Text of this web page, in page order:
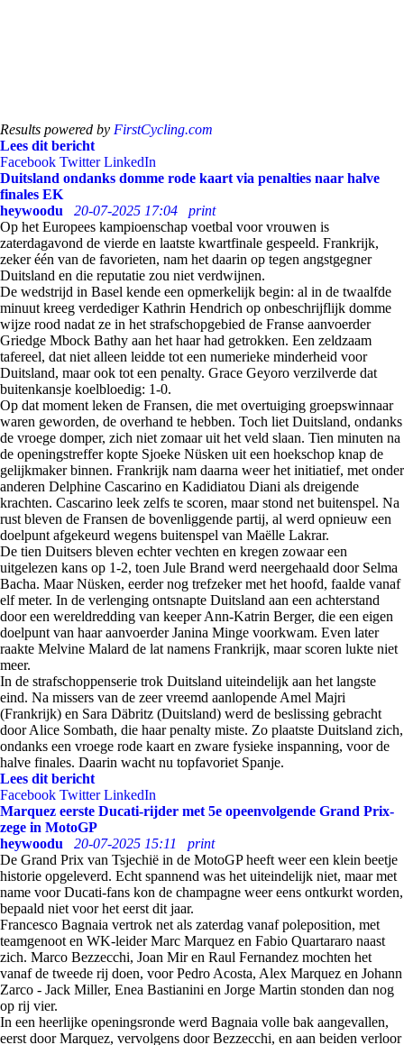
Results powered by FirstCycling.com
Lees dit bericht
Facebook Twitter LinkedIn
Duitsland ondanks domme rode kaart via penalties naar halve
finales EK
heywoodu
20-07-2025 17:04
print
Op het Europees kampioenschap voetbal voor vrouwen is
zaterdagavond de vierde en laatste kwartfinale gespeeld. Frankrijk,
zeker één van de favorieten, nam het daarin op tegen angstgegner
Duitsland en die reputatie zou niet verdwijnen.
De wedstrijd in Basel kende een opmerkelijk begin: al in de twaalfde
minuut kreeg verdediger Kathrin Hendrich op onbeschrijflijk domme
wijze rood nadat ze in het strafschopgebied de Franse aanvoerder
Griedge Mbock Bathy aan het haar had getrokken. Een zeldzaam
tafereel, dat niet alleen leidde tot een numerieke minderheid voor
Duitsland, maar ook tot een penalty. Grace Geyoro verzilverde dat
buitenkansje koelbloedig: 1-0.
Op dat moment leken de Fransen, die met overtuiging groepswinnaar
waren geworden, de overhand te hebben. Toch liet Duitsland, ondanks
de vroege domper, zich niet zomaar uit het veld slaan. Tien minuten na
de openingstreffer kopte Sjoeke Nüsken uit een hoekschop knap de
gelijkmaker binnen. Frankrijk nam daarna weer het initiatief, met onder
anderen Delphine Cascarino en Kadidiatou Diani als dreigende
krachten. Cascarino leek zelfs te scoren, maar stond net buitenspel. Na
rust bleven de Fransen de bovenliggende partij, al werd opnieuw een
doelpunt afgekeurd wegens buitenspel van Maëlle Lakrar.
De tien Duitsers bleven echter vechten en kregen zowaar een
uitgelezen kans op 1-2, toen Jule Brand werd neergehaald door Selma
Bacha. Maar Nüsken, eerder nog trefzeker met het hoofd, faalde vanaf
elf meter. In de verlenging ontsnapte Duitsland aan een achterstand
door een wereldredding van keeper Ann-Katrin Berger, die een eigen
doelpunt van haar aanvoerder Janina Minge voorkwam. Even later
raakte Melvine Malard de lat namens Frankrijk, maar scoren lukte niet
meer.
In de strafschoppenserie trok Duitsland uiteindelijk aan het langste
eind. Na missers van de zeer vreemd aanlopende Amel Majri
(Frankrijk) en Sara Däbritz (Duitsland) werd de beslissing gebracht
door Alice Sombath, die haar penalty miste. Zo plaatste Duitsland zich,
ondanks een vroege rode kaart en zware fysieke inspanning, voor de
halve finales. Daarin wacht nu topfavoriet Spanje.
Lees dit bericht
Facebook Twitter LinkedIn
Marquez eerste Ducati-rijder met 5e opeenvolgende Grand Prix-
zege in MotoGP
heywoodu
20-07-2025 15:11
print
De Grand Prix van Tsjechië in de MotoGP heeft weer een klein beetje
historie opgeleverd. Echt spannend was het uiteindelijk niet, maar met
name voor Ducati-fans kon de champagne weer eens ontkurkt worden,
bepaald niet voor het eerst dit jaar.
Francesco Bagnaia vertrok net als zaterdag vanaf poleposition, met
teamgenoot en WK-leider Marc Marquez en Fabio Quartararo naast
zich. Marco Bezzecchi, Joan Mir en Raul Fernandez mochten het
vanaf de tweede rij doen, voor Pedro Acosta, Alex Marquez en Johann
Zarco - Jack Miller, Enea Bastianini en Jorge Martin stonden dan nog
op rij vier.
In een heerlijke openingsronde werd Bagnaia volle bak aangevallen,
eerst door Marquez, vervolgens door Bezzecchi, en aan beiden verloor